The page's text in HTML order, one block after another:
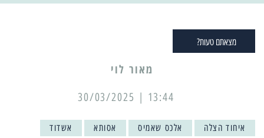
מצאתם טעות?
מאור לוי
13:44 | 30/03/2025
איחוד הצלה אלכס שאמיס אסותא אשדוד